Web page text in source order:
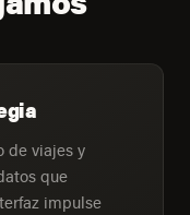
de viajes y
que
impulse